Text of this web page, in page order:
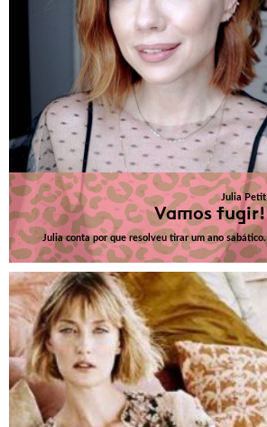
Julia Petit
Vamos fugir!
Julia conta por que resolveu tirar um ano sabático.